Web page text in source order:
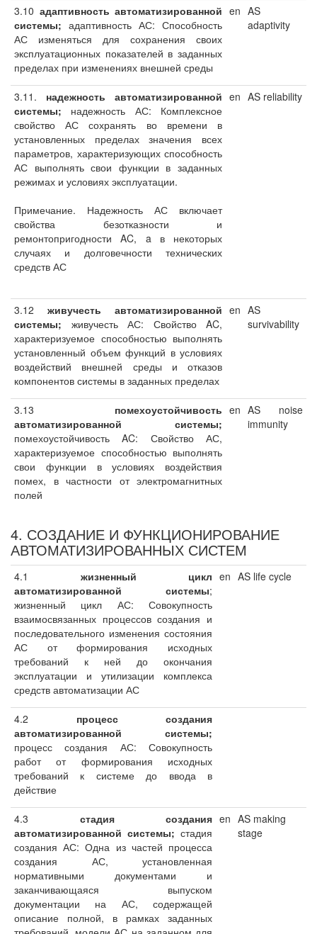
3.10 адаптивность автоматизированной
системы; адаптивность АС: Способность
АС изменяться для сохранения своих
эксплуатационных показателей в заданных
пределах при изменениях внешней среды
en AS
adaptivity
3.11. надежность автоматизированной
системы; надежность АС: Комплексное
свойство АС сохранять во времени в
установленных пределах значения всех
параметров, характеризующих способность
АС выполнять свои функции в заданных
режимах и условиях эксплуатации.
Примечание. Надежность АС включает
свойства безотказности и
ремонтопригодности AC, a в некоторых
случаях и долговечности технических
средств АС
en AS reliability
3.12 живучесть автоматизированной
системы; живучесть АС: Свойство AC,
характеризуемое способностью выполнять
установленный объем функций в условиях
воздействий внешней среды и отказов
компонентов системы в заданных пределах
en AS
survivability
3.13 помехоустойчивость
автоматизированной системы;
помехоустойчивость AC: Свойство АС,
характеризуемое способностью выполнять
свои функции в условиях воздействия
помех, в частности от электромагнитных
полей
en AS noise
immunity
4. СОЗДАНИЕ И ФУНКЦИОНИРОВАНИЕ
АВТОМАТИЗИРОВАННЫХ СИСТЕМ
4.1 жизненный цикл
автоматизированной
системы;
жизненный цикл АС: Совокупность
взаимосвязанных процессов создания и
последовательного изменения состояния
АС от формирования исходных
требований к ней до окончания
эксплуатации и утилизации комплекса
средств автоматизации АС
en AS life cycle
4.2 процесс создания
автоматизированной системы;
процесс создания АС: Совокупность
работ от формирования исходных
требований к системе до ввода в
действие
4.3 стадия создания
автоматизированной системы; стадия
создания АС: Одна из частей процесса
создания АС, установленная
нормативными документами и
заканчивающаяся выпуском
документации на АС, содержащей
описание полной, в рамках заданных
en AS making
stage